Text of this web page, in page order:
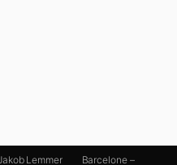
Lemmer
Barcelone –